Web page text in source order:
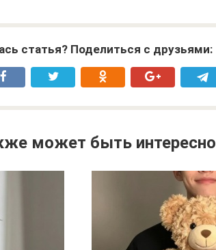
статья? Поделиться с друзьями:
может быть интересно